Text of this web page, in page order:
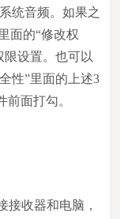
统音频。如果之
面的“修改权
限设置。也可以
性”里面的上述3
前面打勾。
接收器和电脑，